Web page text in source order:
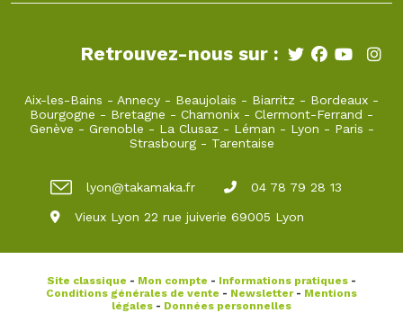
Retrouvez-nous sur :
Aix-les-Bains - Annecy - Beaujolais - Biarritz - Bordeaux -
Bourgogne - Bretagne - Chamonix - Clermont-Ferrand -
Genève - Grenoble - La Clusaz - Léman - Lyon - Paris -
Strasbourg- Tarentaise
lyon@takamaka.fr 04 78 79 28 13
Vieux Lyon 22 rue juiverie 69005 Lyon
Site classique - Mon compte - Informations pratiques -
Conditions générales de vente - Newsletter- Mentions
légales - Données personnelles